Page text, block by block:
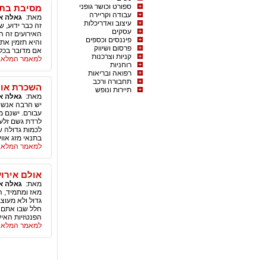
ספורט וכושר גופני
עבודה וקריירה
עיצוב ואדריכלות
עסקים
פיננסים וכספים
פרסום ושיווק
קניות וצרכנות
רוחניות
רפואה ובריאות
תחבורה ורכב
תיירות ונופש
מסיבת
מאת: גאלה
זה כבר ידוע,
האירועים זה
והיא תזמין
אם מדובר
למאמר
השכרת
מאת: גאלה
יש הרבה
עבורם. ישנם
לרדת גשם
לכמות גדולה
בתנאי מזג
למאמר
אולם
מאת: גאלה
מאז ומתמיד,
גדול ולא
חלל שבו אתם
הפנטזיות
למאמר